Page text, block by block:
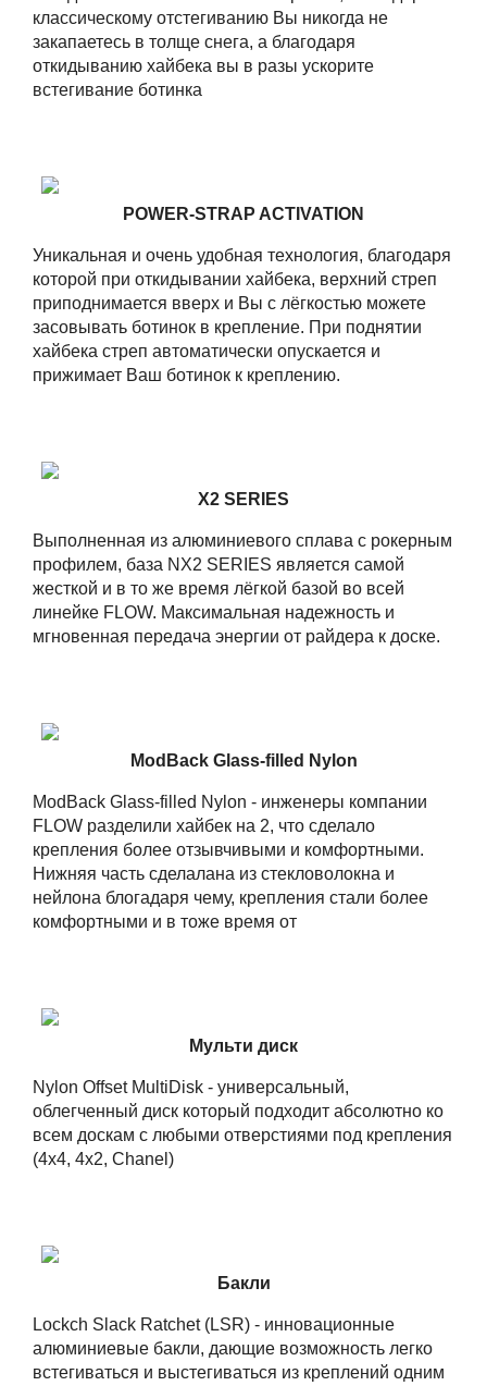
классическому отстегиванию Вы никогда не
закапаетесь в толще снега, а благодаря
откидыванию хайбека вы в разы ускорите
встегивание ботинка
POWER-STRAP ACTIVATION
Уникальная и очень удобная технология, благодаря
которой при откидывании хайбека, верхний стреп
приподнимается вверх и Вы с лёгкостью можете
засовывать ботинок в крепление. При поднятии
хайбека стреп автоматически опускается и
прижимает Ваш ботинок к креплению.
X2 SERIES
Выполненная из алюминиевого сплава с рокерным
профилем, база NX2 SERIES является самой
жесткой и в то же время лёгкой базой во всей
линейке FLOW. Максимальная надежность и
мгновенная передача энергии от райдера к доске.
ModBack Glass-filled Nylon
ModBack Glass-filled Nylon - инженеры компании
FLOW разделили хайбек на 2, что сделало
крепления более отзывчивыми и комфортными.
Нижняя часть сделалана из стекловолокна и
нейлона блогадаря чему, крепления стали более
комфортными и в тоже время от
Мульти диск
Nylon Offset MultiDisk - универсальный,
облегченный диск который подходит абсолютно ко
всем доскам с любыми отверстиями под крепления
(4x4, 4x2, Chanel)
Бакли
Lockch Slack Ratchet (LSR) - инновационные
алюминиевые бакли, дающие возможность легко
встегиваться и выстегиваться из креплений одним